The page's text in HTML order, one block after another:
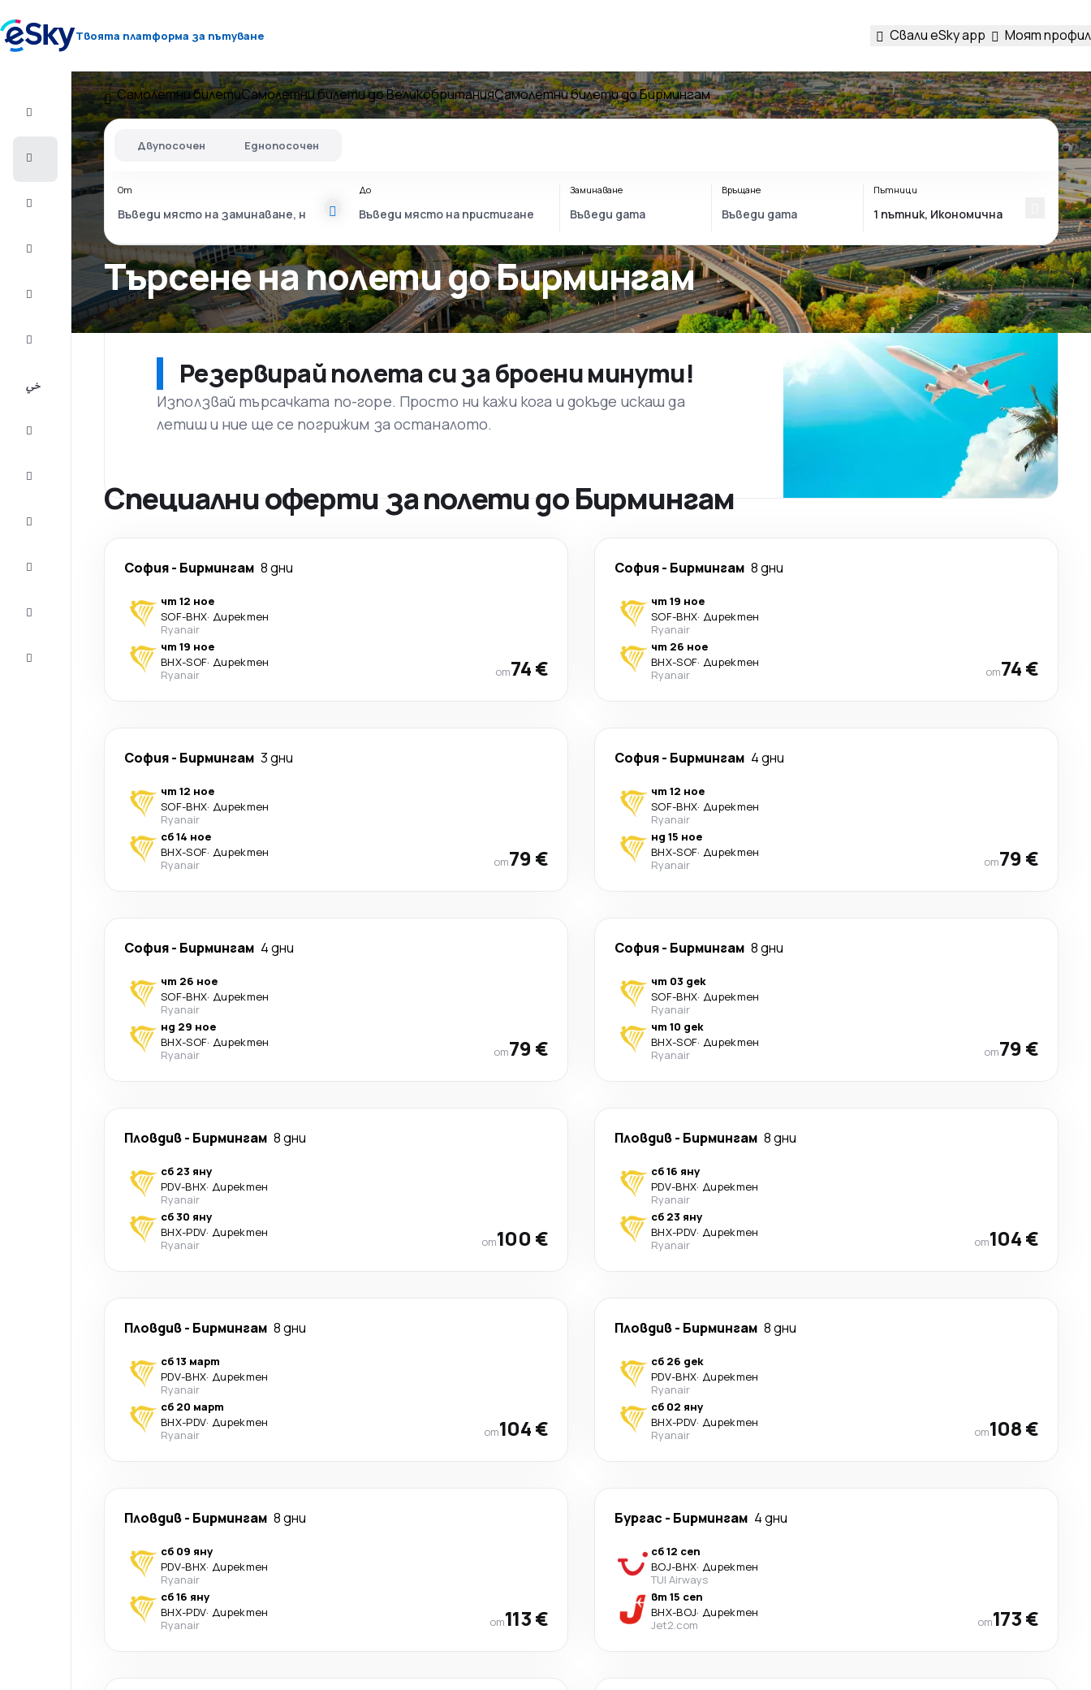
Твоята платформа за пътуване Свали eSky app Моят профил
Полет+Хотел
Самолетни
билети
2026/27
Самолетни билетиСамолетни билети до ВеликобританияСамолетни билети до Бирмингам
Търсене на полети до Бирмингам
Двупосочен Еднопосочен
От До Заминаване Връщане Пътници
Резервирай полета си за броени минути!
Използвай търсачката по-горе. Просто ни кажи кога и докъде искаш да
летиш и ние ще се погрижим за останалото.
Специални оферти за полети до Бирмингам
София- Бирмингам 8 дни
чт 12 ное
SOF-BHX· Директен
Ryanair
чт 19 ное
BHX-SOF· Директен
Ryanair
от74 €
София- Бирмингам 8 дни
чт 19 ное
SOF-BHX· Директен
Ryanair
чт 26 ное
BHX-SOF· Директен
Ryanair
от74 €
София- Бирмингам 3 дни
чт 12 ное
SOF-BHX· Директен
Ryanair
сб 14 ное
BHX-SOF· Директен
Ryanair
от79 €
София- Бирмингам 4 дни
чт 12 ное
SOF-BHX· Директен
Ryanair
нд 15 ное
BHX-SOF· Директен
Ryanair
от79 €
София- Бирмингам 4 дни
чт 26 ное
SOF-BHX· Директен
Ryanair
нд 29 ное
BHX-SOF· Директен
Ryanair
от79 €
София- Бирмингам 8 дни
чт 03 дек
SOF-BHX· Директен
Ryanair
чт 10 дек
BHX-SOF· Директен
Ryanair
от79 €
Пловдив- Бирмингам 8 дни
сб 23 яну
PDV-BHX· Директен
Ryanair
сб 30 яну
BHX-PDV· Директен
Ryanair
от100 €
Пловдив- Бирмингам 8 дни
сб 16 яну
PDV-BHX· Директен
Ryanair
сб 23 яну
BHX-PDV· Директен
Ryanair
от104 €
Пловдив- Бирмингам 8 дни
сб 13 март
PDV-BHX· Директен
Ryanair
сб 20 март
BHX-PDV· Директен
Ryanair
от104 €
Пловдив- Бирмингам 8 дни
сб 26 дек
PDV-BHX· Директен
Ryanair
сб 02 яну
BHX-PDV· Директен
Ryanair
от108 €
Пловдив- Бирмингам 8 дни
сб 09 яну
PDV-BHX· Директен
Ryanair
сб 16 яну
BHX-PDV· Директен
Ryanair
от113 €
Бургас - Бирмингам 4 дни
сб 12 сеп
BOJ-BHX· Директен
TUI Airways
вт 15 сеп
BHX-BOJ· Директен
Jet2.com
от173 €